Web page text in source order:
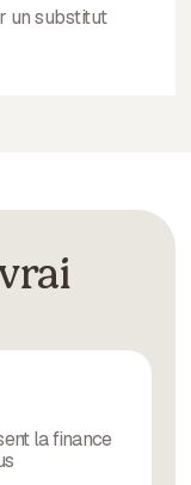
un substitut
la finance